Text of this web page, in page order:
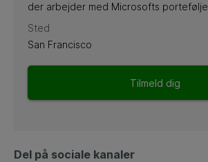
der arbejder med Microsofts portefølje.
Sted
San Francisco
Tilmeld dig
Del på sociale kanaler